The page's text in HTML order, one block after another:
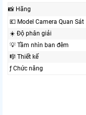
📸 Hãng
💶 Model Camera Quan Sát
☀️ Độ phân giải
💡 Tầm nhìn ban đêm
🎼️ Thiết kế
ƒ Chức năng